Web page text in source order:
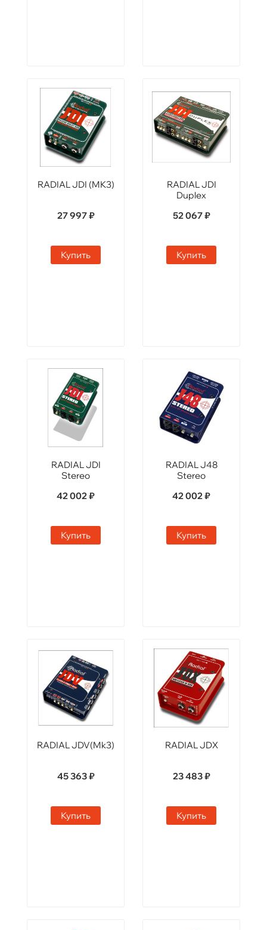
RADIAL JDI (MK3)
27 997 ₽
Купить
RADIAL JDI
Duplex
52 067 ₽
Купить
RADIAL JDI
Stereo
42 002 ₽
Купить
RADIAL J48
Stereo
42 002 ₽
Купить
RADIAL JDV(Mk3)
45 363 ₽
Купить
RADIAL JDX
23 483 ₽
Купить